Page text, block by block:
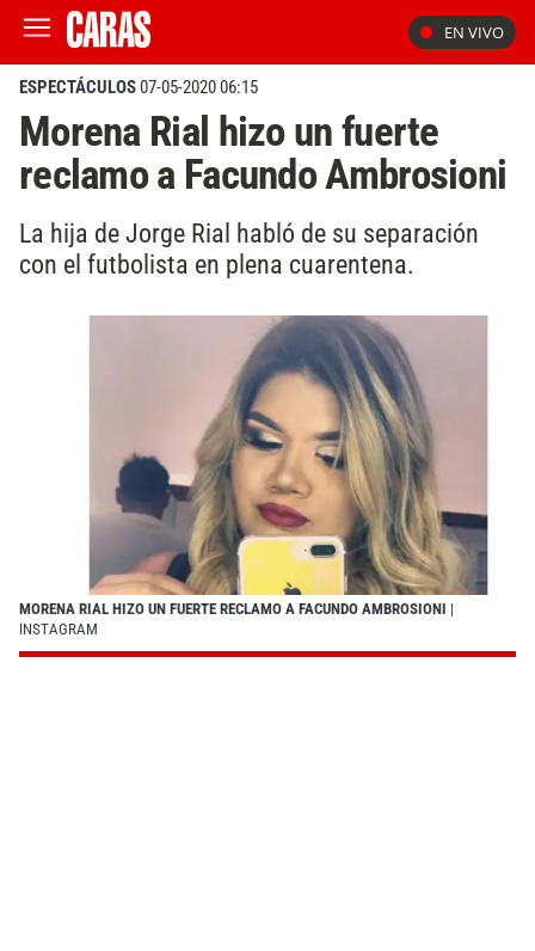
EN VIVO
ESPECTÁCULOS07-05-2020 06:15
Morena Rial hizo un fuerte
reclamo a Facundo Ambrosioni
La hija de Jorge Rial habló de su separación
con el futbolista en plena cuarentena.
MORENA RIAL HIZO UN FUERTE RECLAMO A FACUNDO AMBROSIONI |
INSTAGRAM